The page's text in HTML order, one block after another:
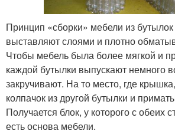
Принцип «сборки» мебели из
выставляют слоями и плотно
Чтобы мебель была более мягкой и
каждой бутылки выпускают немного
закручивают. На то место, где
колпачок из другой бутылки и
Получается блок, у которого с обеих
есть основа мебели.